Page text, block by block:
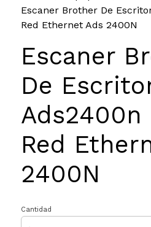
Escaner Brother De
Red Ethernet Ads 2400N
Escaner
De
Ads2400n
Red
2400N
Cantidad